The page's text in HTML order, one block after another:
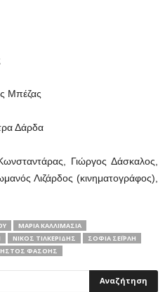
Μπέζας
Δάρδα
Γιώργος Δάσκαλος,
Λιζάρδος (κινηματογράφος),
ΜΑΡΊΑ ΚΑΛΛΙΜΑΣΙΆ
ΝΊΚΟΣ ΤΙΛΚΕΡΊΔΗΣ
ΣΟΦΊΑ ΣΕΪΡΛΉ
ΦΑΣΌΗΣ